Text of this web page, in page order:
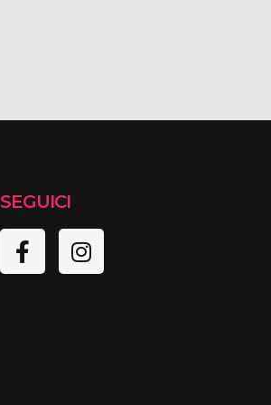
SEGUICI